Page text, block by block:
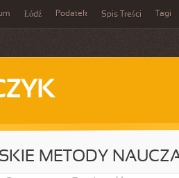
Łódź Podatek Spis Treści Tagi
METODY